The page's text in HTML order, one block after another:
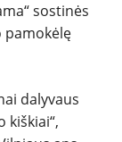
sostinės
pamokėlę
dalyvaus
kiškiai“,